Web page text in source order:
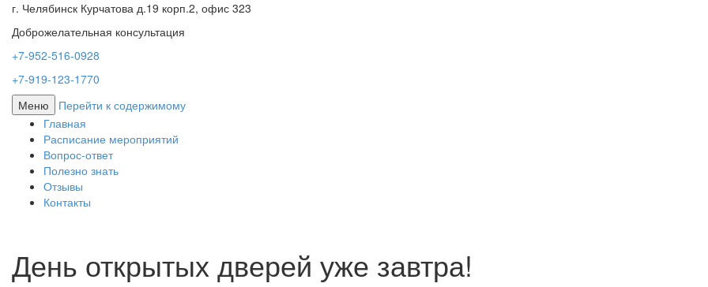
г. Челябинск Курчатова д.19 корп.2, офис 323
Доброжелательная консультация
+7-952-516-0928
+7-919-123-1770
Меню
Перейти к содержимому
Главная
Расписание мероприятий
Вопрос-ответ
Полезно знать
Отзывы
Контакты
День открытых дверей уже завтра!